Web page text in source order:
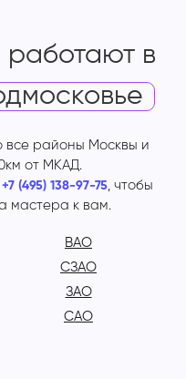
в
районы Москвы и
от МКАД.
+7 (495) 138-97-75, чтобы
мастера к вам.
ВАО
СЗАО
ЗАО
САО